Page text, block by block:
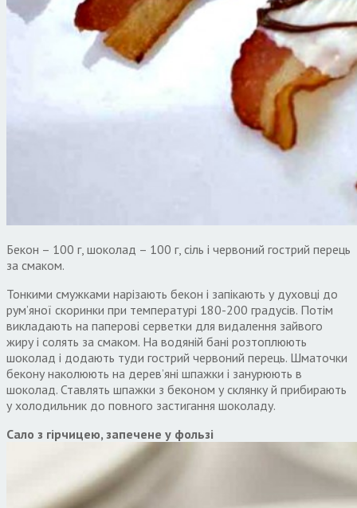
Бекон – 100 г, шоколад – 100 г, сіль і червоний гострий перець
за смаком.
Тонкими смужками нарізають бекон і запікають у духовці до
рум’яної скоринки при температурі 180-200 градусів. Потім
викладають на паперові серветки для видалення зайвого
жиру і солять за смаком. На водяній бані розтоплюють
шоколад і додають туди гострий червоний перець. Шматочки
бекону наколюють на дерев’яні шпажки і занурюють в
шоколад. Ставлять шпажки з беконом у склянку й прибирають
у холодильник до повного застигання шоколаду.
Сало з гірчицею, запечене у фользі